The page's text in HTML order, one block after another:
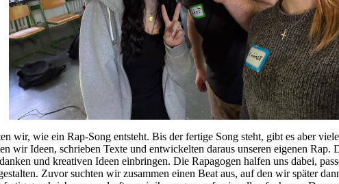
wir, wie ein Rap-Song entsteht. Bis der fertige Song steht, gibt es aber
wir Ideen, schrieben Texte und entwickelten daraus unseren eigenen Rap.
und kreativen Ideen einbringen. Die Rapagogen halfen uns dabei,
Zuvor suchten wir zusammen einen Beat aus, auf den wir später